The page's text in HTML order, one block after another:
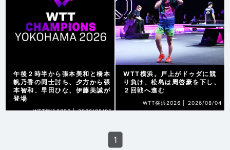
午後２時半から張本美和と橋本
帆乃香の同士討ち、夕方から張
本智和、早田ひな、伊藤美誠が
登場
WTT横浜2026 | 2026/08/05
WTT横浜。戸上がドゥダに競
り負け、松島は周啓豪を下し、
２回戦へ進む
WTT横浜2026 | 2026/08/04
1